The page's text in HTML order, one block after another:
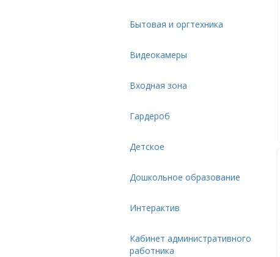
Бытовая и оргтехника
Видеокамеры
Входная зона
Гардероб
Детское
Дошкольное образование
Интерактив
Кабинет административного
работника